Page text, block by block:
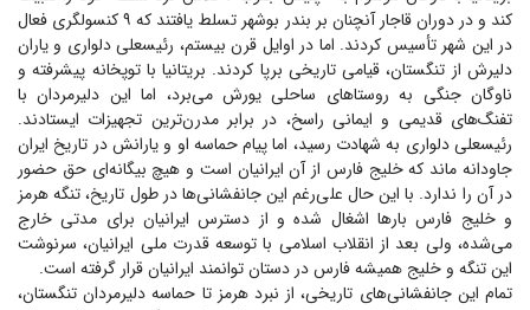
کند و در دوران قاجار آنچنان بر بندر بوشهر تسلط یافتند که ۹ کنسولگری فعال
در این شهر تأسیس کردند. اما در اوایل قرن بیستم، رئیسعلی دلواری و یاران
دلیرش از تنگستان، قیامی تاریخی برپا کردند. بریتانیا با توپخانه پیشرفته و
ناوگان جنگی به روستا‌های ساحلی یورش می‌برد، اما این دلیرمردان با
تفنگ‌های قدیمی و ایمانی راسخ، در برابر مدرن‌ترین تجهیزات ایستادند.
رئیسعلی دلواری به شهادت رسید، اما پیام حماسه او و یارانش در تاریخ ایران
جاودانه ماند که خلیج فارس از آن ایرانیان است و هیچ بیگانه‌ای حق حضور
در آن را ندارد. با این حال علی‌رغم این جانفشانی‌ها در طول تاریخ، تنگه هرمز
و خلیج فارس بار‌ها اشغال شده و از دسترس ایرانیان برای مدتی خارج
می‌شده، ولی بعد از انقلاب اسلامی با توسعه قدرت ملی ایرانیان، سرنوشت
این تنگه و خلیج همیشه فارس در دستان توانمند ایرانیان قرار گرفته است.
تمام این جانفشانی‌های تاریخی، از نبرد هرمز تا حماسه دلیرمردان تنگستان،